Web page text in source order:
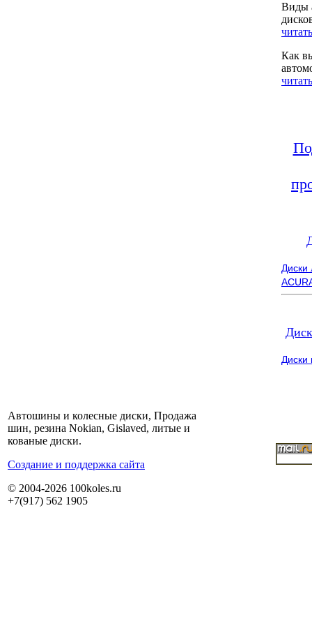
Виды
Как
Диски
Автошины и колесные диски, Продажа
шин, резина Nokian, Gislaved, литые и
кованые диски.
Cоздание и поддержка сайта
© 2004-2026 100koles.ru
+7(917) 562 1905